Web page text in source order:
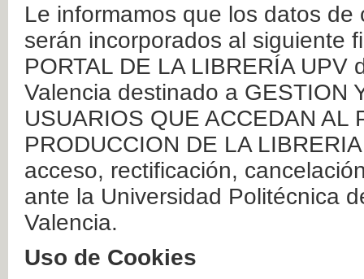
Le informamos que los datos
serán incorporados al siguiente
PORTAL DE LA LIBRERÍA
Valencia destinado a GESTION
USUARIOS QUE ACCEDAN AL
PRODUCCION DE LA
acceso, rectificación,
ante la Universidad Politécnica
Valencia.
Uso de Cookies